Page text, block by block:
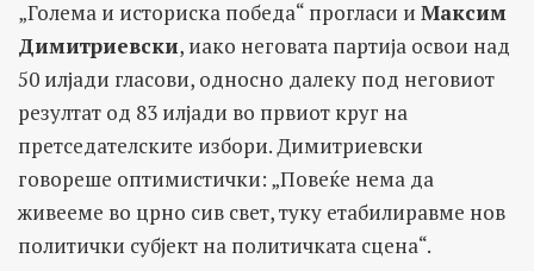
„Голема и историска победа“ прогласи и Максим
Димитриевски, иако неговата партија освои над
50 илјади гласови, односно далеку под неговиот
резултат од 83 илјади во првиот круг на
претседателските избори. Димитриевски
говореше оптимистички: „Повеќе нема да
живееме во црно сив свет, туку етабилиравме нов
политички субјект на политичката сцена“.